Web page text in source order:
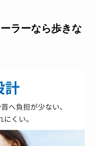
ラーなら歩きな